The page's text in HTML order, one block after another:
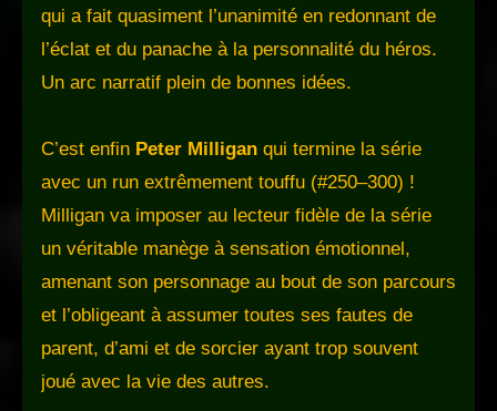
qui a fait quasiment l’unanimité en redonnant de
l’éclat et du panache à la personnalité du héros.
Un arc narratif plein de bonnes idées.
C’est enfin Peter Milligan qui termine la série
avec un run extrêmement touffu (#250–300) !
Milligan va imposer au lecteur fidèle de la série
un véritable manège à sensation émotionnel,
amenant son personnage au bout de son parcours
et l’obligeant à assumer toutes ses fautes de
parent, d’ami et de sorcier ayant trop souvent
joué avec la vie des autres.